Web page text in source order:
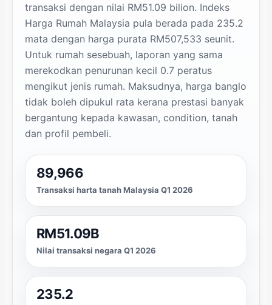
transaksi dengan nilai RM51.09 bilion. Indeks
Harga Rumah Malaysia pula berada pada 235.2
mata dengan harga purata RM507,533 seunit.
Untuk rumah sesebuah, laporan yang sama
merekodkan penurunan kecil 0.7 peratus
mengikut jenis rumah. Maksudnya, harga banglo
tidak boleh dipukul rata kerana prestasi banyak
bergantung kepada kawasan, condition, tanah
dan profil pembeli.
89,966
Transaksi harta tanah Malaysia Q1 2026
RM51.09B
Nilai transaksi negara Q1 2026
235.2